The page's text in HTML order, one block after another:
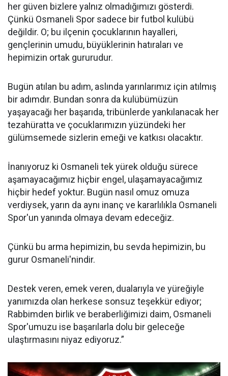
her güven bizlere yalnız olmadığımızı gösterdi.
Çünkü Osmaneli Spor sadece bir futbol kulübü
değildir. O; bu ilçenin çocuklarının hayalleri,
gençlerinin umudu, büyüklerinin hatıraları ve
hepimizin ortak gururudur.
Bugün atılan bu adım, aslında yarınlarımız için atılmış
bir adımdır. Bundan sonra da kulübümüzün
yaşayacağı her başarıda, tribünlerde yankılanacak her
tezahüratta ve çocuklarımızın yüzündeki her
gülümsemede sizlerin emeği ve katkısı olacaktır.
İnanıyoruz ki Osmaneli tek yürek olduğu sürece
aşamayacağımız hiçbir engel, ulaşamayacağımız
hiçbir hedef yoktur. Bugün nasıl omuz omuza
verdiysek, yarın da aynı inanç ve kararlılıkla Osmaneli
Spor'un yanında olmaya devam edeceğiz.
Çünkü bu arma hepimizin, bu sevda hepimizin, bu
gurur Osmaneli'nindir.
Destek veren, emek veren, dualarıyla ve yüreğiyle
yanımızda olan herkese sonsuz teşekkür ediyor;
Rabbimden birlik ve beraberliğimizi daim, Osmaneli
Spor'umuzu ise başarılarla dolu bir geleceğe
ulaştırmasını niyaz ediyoruz.”